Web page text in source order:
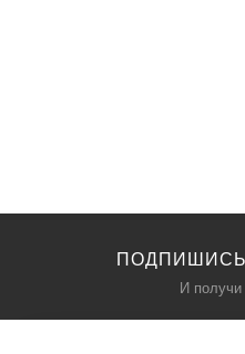
И получи